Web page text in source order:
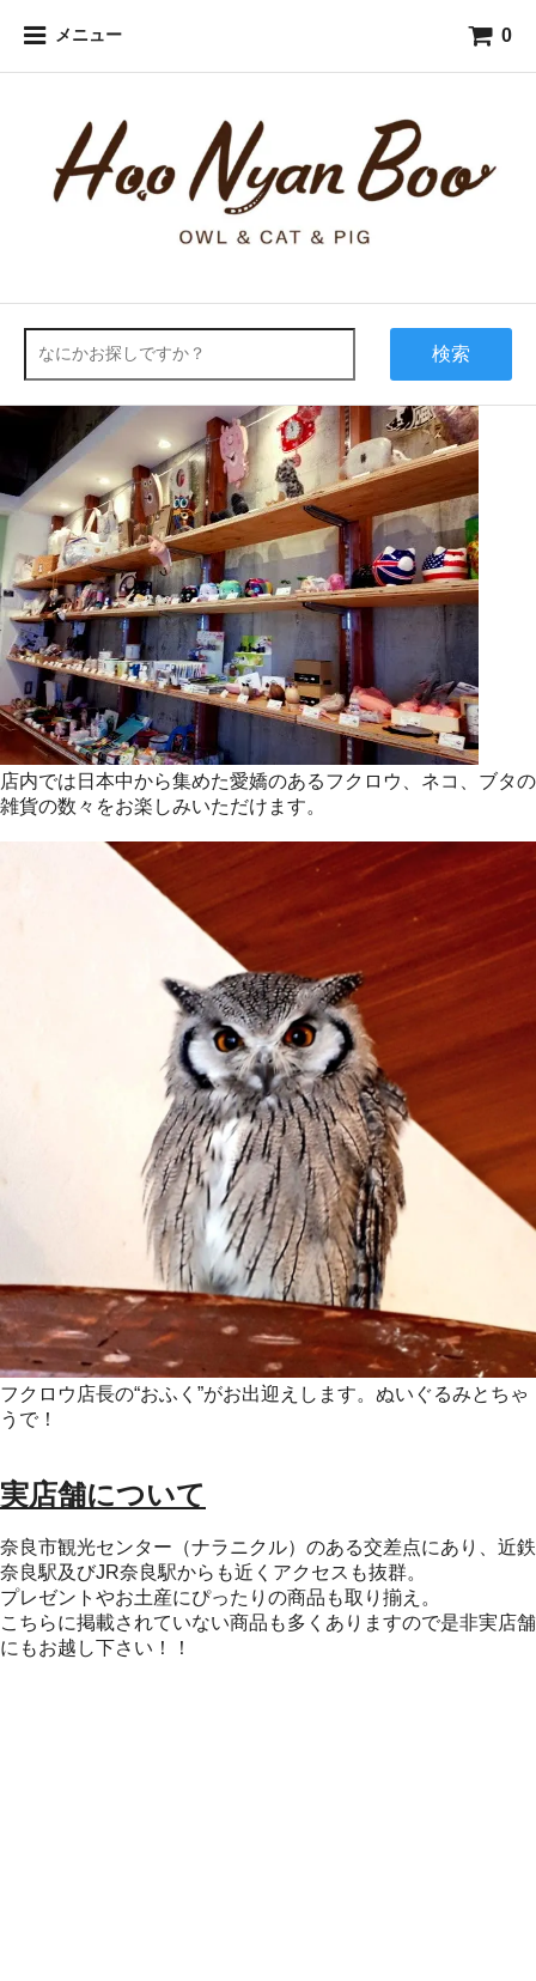
メニュー 0
検索
店内では日本中から集めた愛嬌のあるフクロウ、ネコ、ブタの
雑貨の数々をお楽しみいただけます。
フクロウ店長の“おふく”がお出迎えします。ぬいぐるみとちゃ
うで！
実店舗について
奈良市観光センター（ナラニクル）のある交差点にあり、近鉄
奈良駅及びJR奈良駅からも近くアクセスも抜群。
プレゼントやお土産にぴったりの商品も取り揃え。
こちらに掲載されていない商品も多くありますので是非実店舗
にもお越し下さい！！